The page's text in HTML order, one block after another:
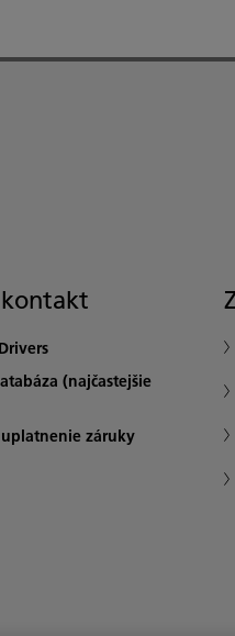
(najčastejšie
uplatnenie záruky